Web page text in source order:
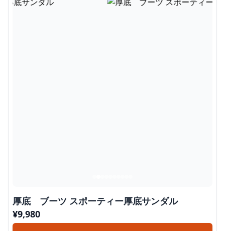
厚底 ブーツ スポーティー厚底サンダル
¥9,980